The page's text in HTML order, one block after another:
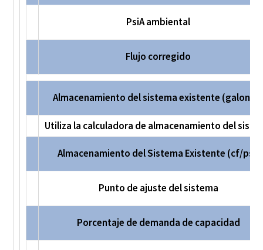
PsiA ambiental
Flujo corregido
Almacenamiento del sistema existente (galones)
Utiliza la calculadora de almacenamiento del
Almacenamiento del Sistema Existente (cf/psi)
Punto de ajuste del sistema
Porcentaje de demanda de capacidad